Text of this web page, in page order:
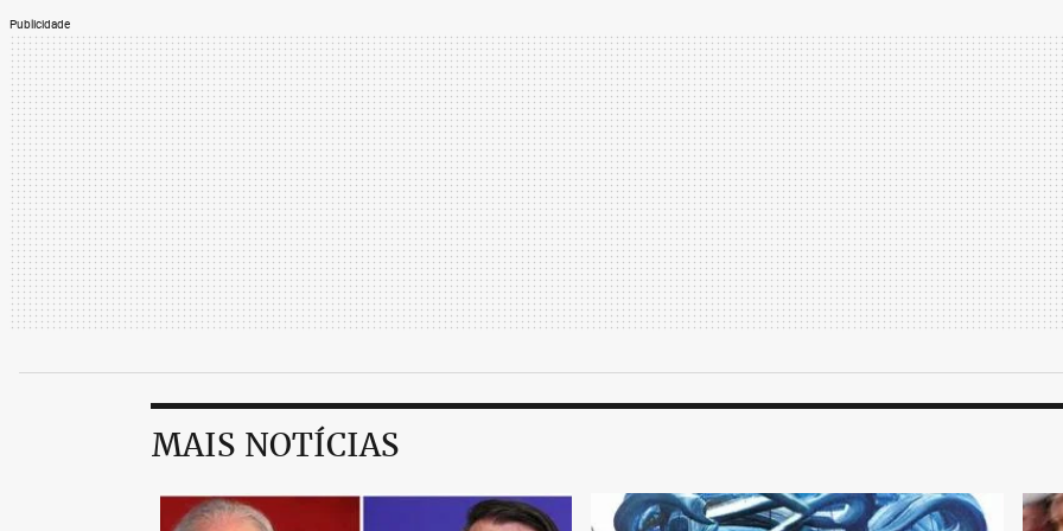
O especialista afirma que o tratamento varia de acordo com a gravidade da
Publicidade
MAIS NOTÍCIAS